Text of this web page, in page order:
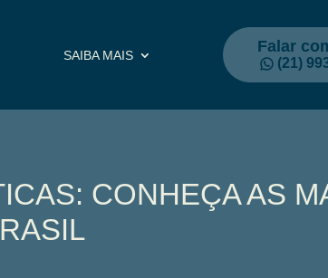
SAIBA MAIS Falar
(21)
CONHEÇA AS